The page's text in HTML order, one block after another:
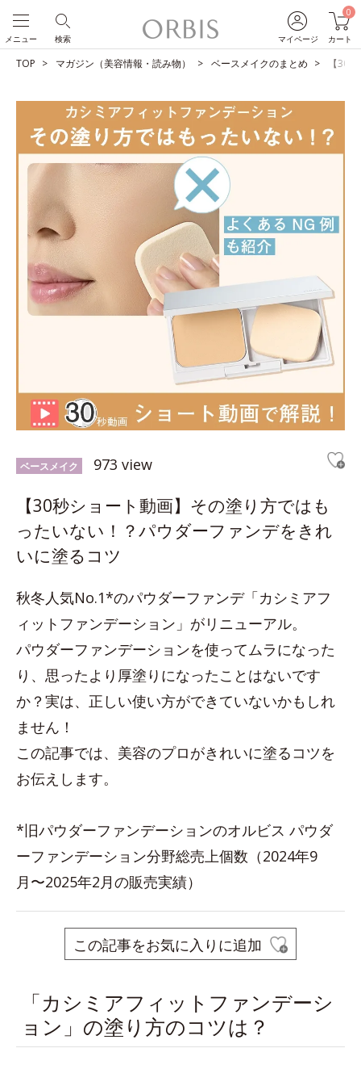
マイページ
0
カート
検索
メニュー
TOP マガジン（美容情報・読み物） ベースメイクのまとめ 【30
ベースメイク 973 view
【30秒ショート動画】その塗り方ではも
ったいない！？パウダーファンデをきれ
いに塗るコツ
秋冬人気No.1*のパウダーファンデ「カシミアフ
ィットファンデーション」がリニューアル。
パウダーファンデーションを使ってムラになった
り、思ったより厚塗りになったことはないです
か？実は、正しい使い方ができていないかもしれ
ません！
この記事では、美容のプロがきれいに塗るコツを
お伝えします。
*旧パウダーファンデーションのオルビス パウダ
ーファンデーション分野総売上個数（2024年9
月〜2025年2月の販売実績）
この記事をお気に入りに追加
「カシミアフィットファンデーシ
ョン」の塗り方のコツは？